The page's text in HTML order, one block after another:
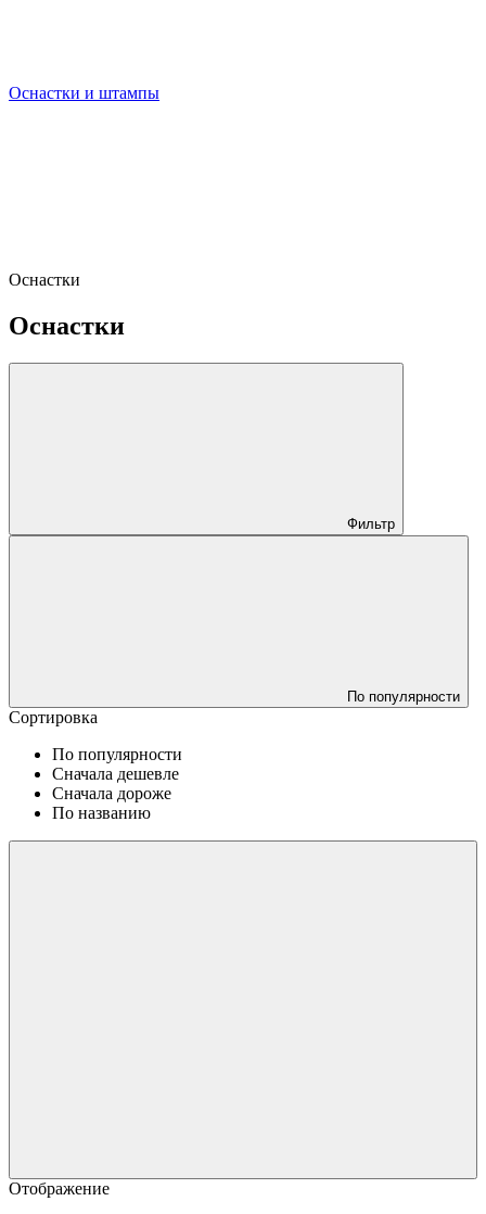
Оснастки и штампы
Оснастки
Оснастки
Фильтр
По популярности
Сортировка
По популярности
Сначала дешевле
Сначала дороже
По названию
Отображение